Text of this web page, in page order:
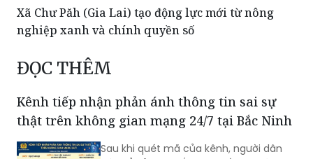
Xã Chư Păh (Gia Lai) tạo động lực mới từ nông
nghiệp xanh và chính quyền số
ĐỌC THÊM
Kênh tiếp nhận phản ánh thông tin sai sự
thật trên không gian mạng 24/7 tại Bắc Ninh
Sau khi quét mã của kênh, người dân